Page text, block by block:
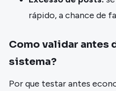
rápido, a chance de
Como validar antes
sistema?
Por que testar antes